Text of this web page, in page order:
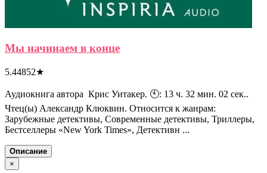
Мы начинаем в конце
5.44852★
Аудиокнига автора Крис Уитакер. 🕙: 13 ч. 32 мин. 02 сек..
Чтец(ы) Александр Клюквин. Относится к жанрам:
Зарубежные детективы, Современные детективы, Триллеры,
Бестселлеры «New York Times», Детективн ...
Описание
×